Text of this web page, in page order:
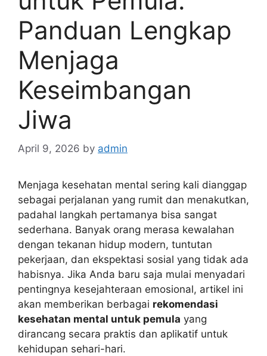
Panduan Lengkap
Menjaga
Keseimbangan
Jiwa
April 9, 2026 by admin
Menjaga kesehatan mental sering kali dianggap
sebagai perjalanan yang rumit dan menakutkan,
padahal langkah pertamanya bisa sangat
sederhana. Banyak orang merasa kewalahan
dengan tekanan hidup modern, tuntutan
pekerjaan, dan ekspektasi sosial yang tidak ada
habisnya. Jika Anda baru saja mulai menyadari
pentingnya kesejahteraan emosional, artikel ini
akan memberikan berbagai rekomendasi
kesehatan mental untuk pemula yang
dirancang secara praktis dan aplikatif untuk
kehidupan sehari-hari.